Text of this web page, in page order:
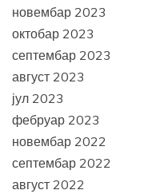
новембар 2023
октобар 2023
септембар 2023
август 2023
јул 2023
фебруар 2023
новембар 2022
септембар 2022
август 2022